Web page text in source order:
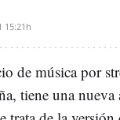
15:21h
de música por
tiene una nueva